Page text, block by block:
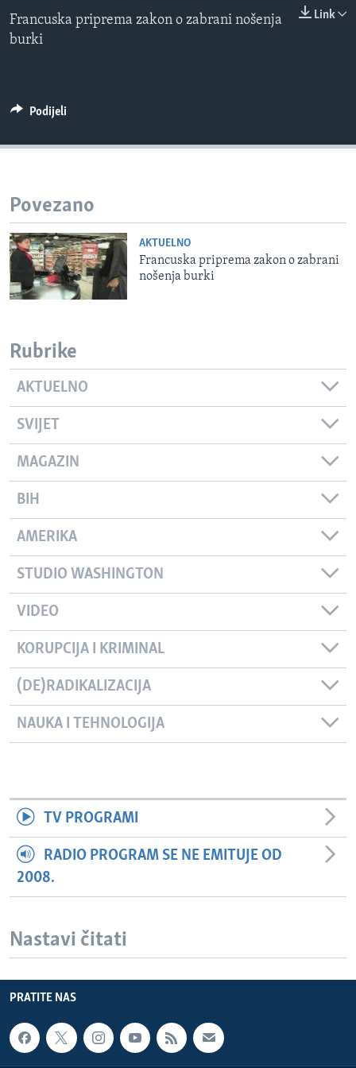
MAGAZIN
O GLASU AMERIKE
Jezici
EMBED
0:00 Link
Francuska priprema zakon o zabrani nošenja
burki
Podijeli
Povezano
AKTUELNO
Francuska priprema zakon o zabrani
nošenja burki
Rubrike
AKTUELNO
SVIJET
MAGAZIN
BIH
AMERIKA
STUDIO WASHINGTON
VIDEO
KORUPCIJA I KRIMINAL
(DE)RADIKALIZACIJA
NAUKA I TEHNOLOGIJA
TV PROGRAMI
RADIO PROGRAM SE NE EMITUJE OD
2008.
Nastavi čitati
PRATITE NAS